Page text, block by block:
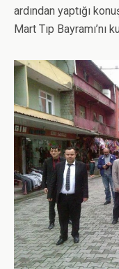
ardından yaptığı
Mart Tıp Bayramı’nı